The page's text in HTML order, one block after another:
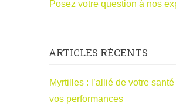
Posez votre question à nos
ARTICLES RÉCENTS
Myrtilles : l’allié de votre
vos performances